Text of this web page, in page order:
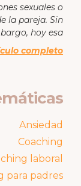
sexuales o
la pareja. Sin
hoy esa
completo
Ansiedad
Coaching
laboral
para padres